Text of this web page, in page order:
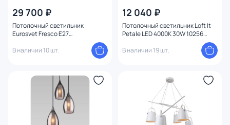
29 700 ₽
Потолочный светильник
Eurosvet Fresco E27
В наличии 10 шт.
12 040 ₽
Потолочный светильник Loft It
Petale LED 4000К 30W 10256
В наличии 19 шт.
Степень пыле-влагозащиты
Тема
Мощность ламп
Умный дом